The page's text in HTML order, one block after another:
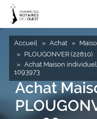
Accueil Achat
PLOUGONVER (22810)
Achat Maison
1093973
Achat